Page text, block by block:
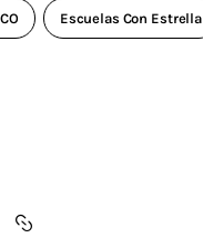
Escuelas Con Estrella